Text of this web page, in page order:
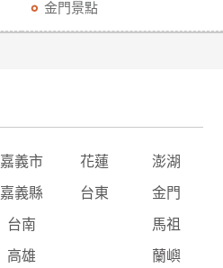
金門景點
嘉義市 花蓮 澎湖
嘉義縣 台東 金門
台南 馬祖
高雄 蘭嶼